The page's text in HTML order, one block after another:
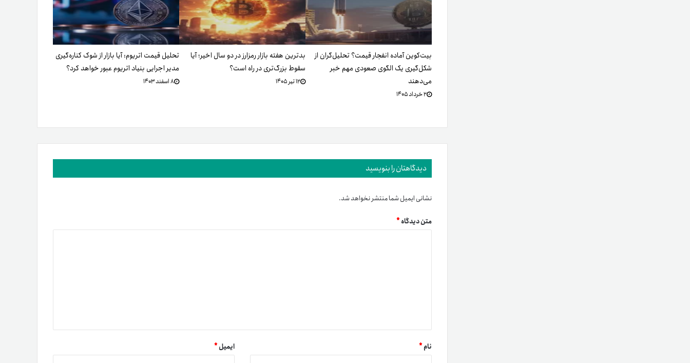
بیت‌کوین آماده انفجار قیمت؟ تحلیل‌گران از
شکل‌گیری یک الگوی صعودی مهم خبر
می‌دهند
۲ خرداد ۱۴۰۵
بدترین هفته بازار رمزارز در دو سال اخیر؛ آیا
سقوط بزرگ‌تری در راه است؟
۱۲ تیر ۱۴۰۵
تحلیل قیمت اتریوم: آیا بازار از شوک کناره‌گیری
مدیر اجرایی بنیاد اتریوم عبور خواهد کرد؟
۸ اسفند ۱۴۰۳
دیدگاهتان را بنویسید
نشانی ایمیل شما منتشر نخواهد شد.
متن دیدگاه*
نام* ایمیل*